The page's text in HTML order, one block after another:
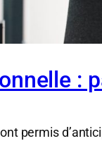
:
permis